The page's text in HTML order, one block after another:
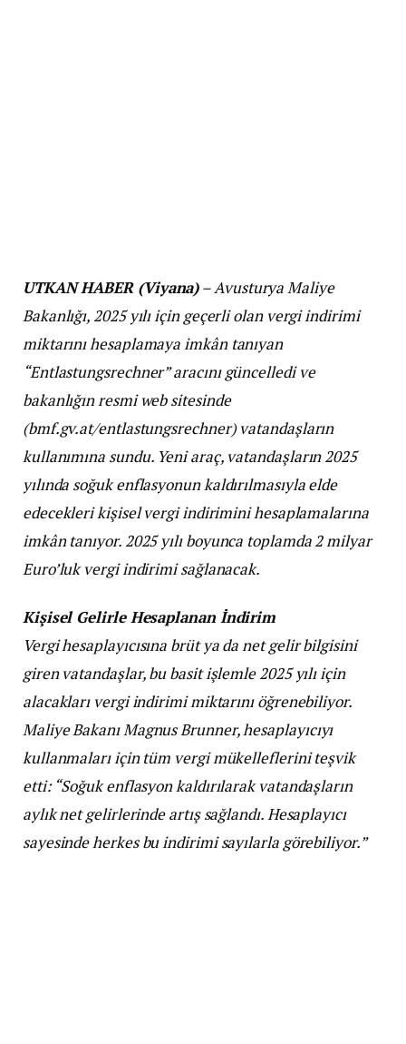
UTKAN HABER (Viyana)– Avusturya Maliye
Bakanlığı, 2025 yılı için geçerli olan vergi indirimi
miktarını hesaplamaya imkân tanıyan
“Entlastungsrechner” aracını güncelledi ve
bakanlığın resmi web sitesinde
(bmf.gv.at/entlastungsrechner) vatandaşların
kullanımına sundu. Yeni araç, vatandaşların 2025
yılında soğuk enflasyonun kaldırılmasıyla elde
edecekleri kişisel vergi indirimini hesaplamalarına
imkân tanıyor. 2025 yılı boyunca toplamda 2 milyar
Euro’luk vergi indirimi sağlanacak.
Kişisel Gelirle Hesaplanan İndirim
Vergi hesaplayıcısına brüt ya da net gelir bilgisini
giren vatandaşlar, bu basit işlemle 2025 yılı için
alacakları vergi indirimi miktarını öğrenebiliyor.
Maliye Bakanı Magnus Brunner, hesaplayıcıyı
kullanmaları için tüm vergi mükelleflerini teşvik
etti: “Soğuk enflasyon kaldırılarak vatandaşların
aylık net gelirlerinde artış sağlandı. Hesaplayıcı
sayesinde herkes bu indirimi sayılarla görebiliyor.”